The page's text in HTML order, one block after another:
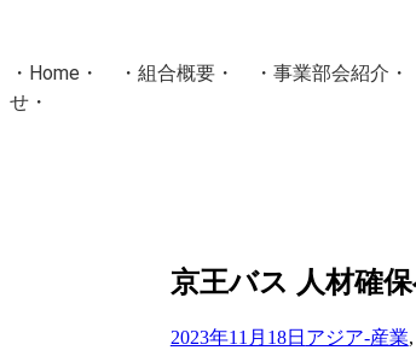
・ Home ・ ・ 組合概要 ・ ・ 事業部会紹介
せ ・
Masters組合員ログイン京王バス 人材確
2023年11月18日 アジア-産業,